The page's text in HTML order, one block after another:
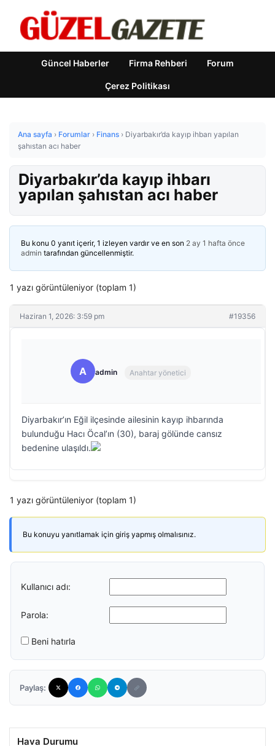
Güncel Haberler Firma Rehberi Forum
Çerez Politikası
Ana sayfa › Forumlar › Finans › Diyarbakır’da kayıp ihbarı yapılan
şahıstan acı haber
Diyarbakır’da kayıp ihbarı
yapılan şahıstan acı haber
Bu konu 0 yanıt içerir, 1 izleyen vardır ve en son 2 ay 1 hafta önce
admin tarafından güncellenmiştir.
1 yazı görüntüleniyor (toplam 1)
Haziran 1, 2026: 3:59 pm #19356
A admin Anahtar yönetici
Diyarbakır’ın Eğil ilçesinde ailesinin kayıp ihbarında
bulunduğu Hacı Öcal’ın (30), baraj gölünde cansız
bedenine ulaşıldı.
1 yazı görüntüleniyor (toplam 1)
Bu konuyu yanıtlamak için giriş yapmış olmalısınız.
Kullanıcı adı:
Parola:
Beni hatırla
Paylaş:
Hava Durumu